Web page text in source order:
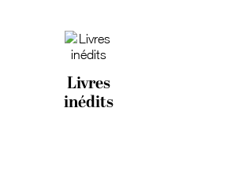
Livres
inédits